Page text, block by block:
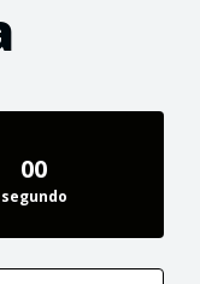
00
segundo